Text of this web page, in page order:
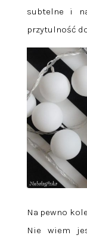
subtelne i
przytulność
Na pewno
Nie wiem